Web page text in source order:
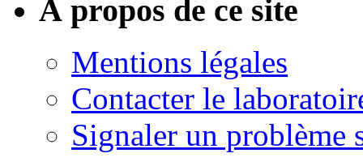
À propos de ce site
Mentions légales
Contacter le
Signaler un problème